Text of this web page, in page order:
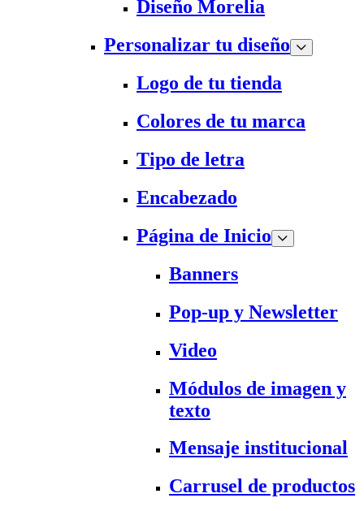
Diseño Morelia
Personalizar tu diseño
Logo de tu tienda
Colores de tu marca
Tipo de letra
Encabezado
Página de Inicio
Banners
Pop-up y Newsletter
Video
Módulos de imagen y
texto
Mensaje institucional
Carrusel de productos